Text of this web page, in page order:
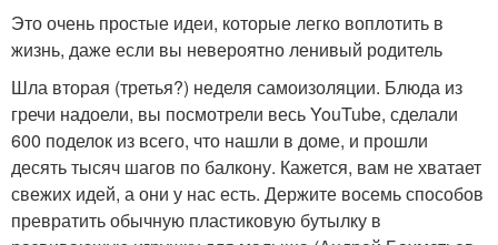
Это очень простые идеи, которые легко воплотить в
жизнь, даже если вы невероятно ленивый родитель
Шла вторая (третья?) неделя самоизоляции. Блюда из
гречи надоели, вы посмотрели весь YouTube, сделали
600 поделок из всего, что нашли в доме, и прошли
десять тысяч шагов по балкону. Кажется, вам не хватает
свежих идей, а они у нас есть. Держите восемь способов
превратить обычную пластиковую бутылку в